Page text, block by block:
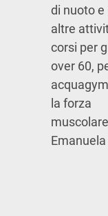
di nuoto e
altre
corsi per
over 60,
la forza